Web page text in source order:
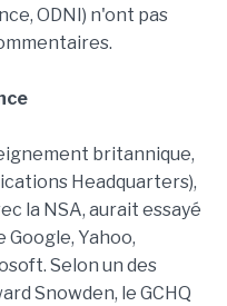
ODNI) n'ont pas
britannique,
Headquarters),
la NSA, aurait essayé
Yahoo,
Selon un des
Snowden, le GCHQ